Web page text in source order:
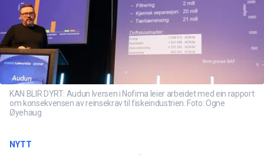
KAN BLIR DYRT: Audun Iversen i Nofima leier arbeidet med ein rapport
om konsekvensen av reinsekrav til fiskeindustrien. Foto: Ogne
Øyehaug
NYTT